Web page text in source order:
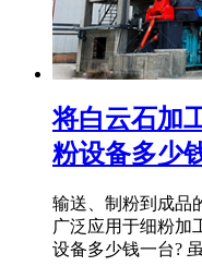
将白云石加
粉设备多少
输送、制粉到成品
广泛应用于细粉加
设备多少钱一台?